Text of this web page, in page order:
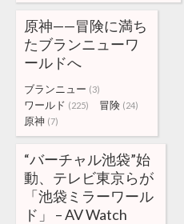
原神——冒険に満ち
たブランニューワ
ールドへ
ブランニュー (3)
ワールド (225) 冒険 (24)
原神 (7)
“バーチャル池袋”始
動、テレビ東京らが
「池袋ミラーワール
ド」 – AV Watch